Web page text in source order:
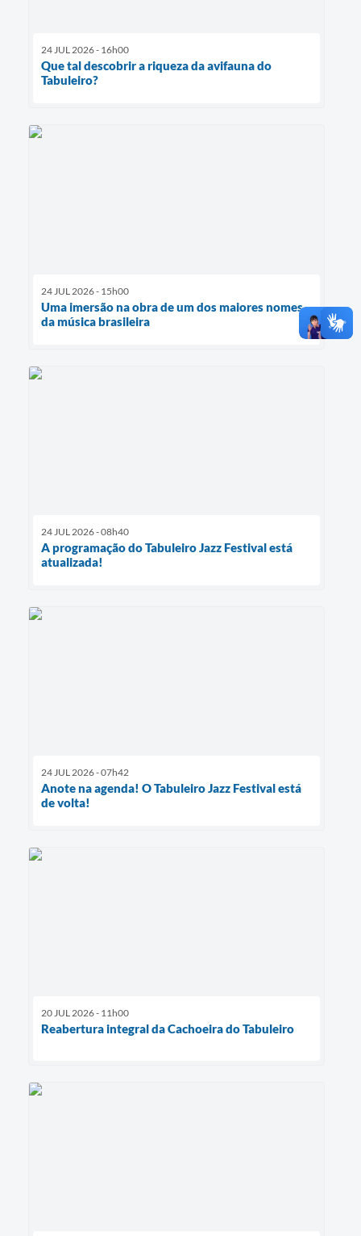
24 JUL 2026 - 16h00
Que tal descobrir a riqueza da avifauna do
Tabuleiro?
24 JUL 2026 - 15h00
Uma imersão na obra de um dos maiores nomes
da música brasileira
24 JUL 2026 - 08h40
A programação do Tabuleiro Jazz Festival está
atualizada!
24 JUL 2026 - 07h42
Anote na agenda! O Tabuleiro Jazz Festival está
de volta!
20 JUL 2026 - 11h00
Reabertura integral da Cachoeira do Tabuleiro